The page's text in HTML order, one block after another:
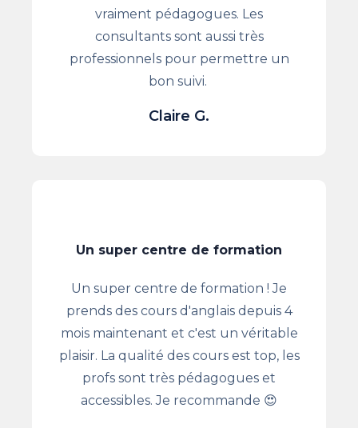
vraiment pédagogues. Les
consultants sont aussi très
professionnels pour permettre un
bon suivi.
Claire G.
Un super centre de formation
Un super centre de formation ! Je
prends des cours d'anglais depuis 4
mois maintenant et c'est un véritable
plaisir. La qualité des cours est top, les
profs sont très pédagogues et
accessibles. Je recommande 😍